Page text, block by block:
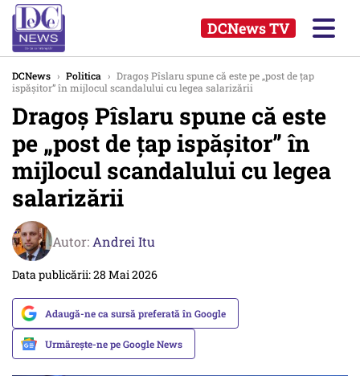
DCNews TV
DCNews › Politica › Dragoș Pîslaru spune că este pe „post de țap
ispășitor” în mijlocul scandalului cu legea salarizării
Dragoș Pîslaru spune că este
pe „post de țap ispășitor” în
mijlocul scandalului cu legea
salarizării
Autor: Andrei Itu
Data publicării: 28 Mai 2026
Adaugă-ne ca sursă preferată în Google
Urmărește-ne pe Google News